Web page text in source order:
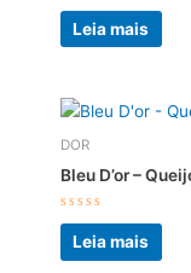
Avaliação
de
5
Leia mais
DOR
Bleu D’or –
Avaliação
de
5
Leia mais